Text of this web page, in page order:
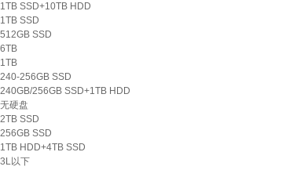
1TB SSD+10TB HDD
1TB SSD
512GB SSD
6TB
1TB
240-256GB SSD
240GB/256GB SSD+1TB HDD
无硬盘
2TB SSD
256GB SSD
1TB HDD+4TB SSD
3L以下